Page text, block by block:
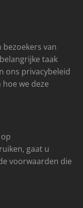
van
taak
ons privacybeleid
we deze
gaat u
voorwaarden die